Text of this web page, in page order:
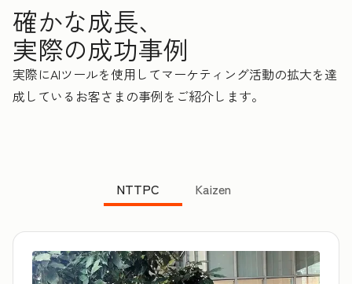
確かな成長、
実際の成功事例
実際にAIツールを使用してマーケティング活動の拡大を達
成しているお客さまの事例をご紹介します。
NTTPC Kaizen